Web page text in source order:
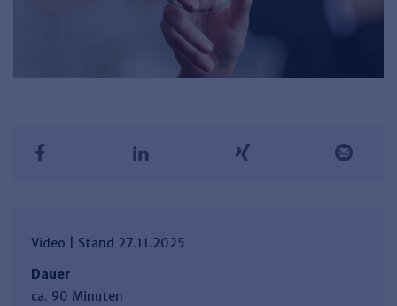
Video | Stand 27.11.2025
Dauer
ca. 90 Minuten